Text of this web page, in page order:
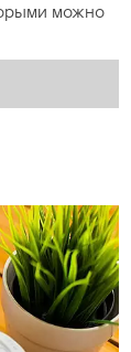
можно